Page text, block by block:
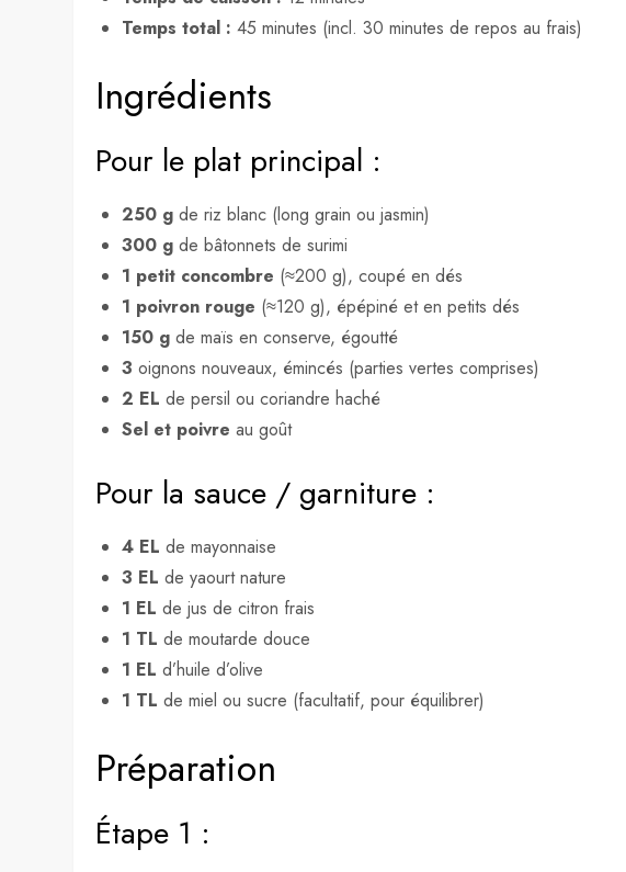
Temps total : 45 minutes (incl. 30 minutes de repos au frais)
Ingrédients
Pour le plat principal :
250 g de riz blanc (long grain ou jasmin)
300 g de bâtonnets de surimi
1 petit concombre (≈200 g), coupé en dés
1 poivron rouge (≈120 g), épépiné et en petits dés
150 g de maïs en conserve, égoutté
3 oignons nouveaux, émincés (parties vertes comprises)
2 EL de persil ou coriandre haché
Sel et poivre au goût
Pour la sauce / garniture :
4 EL de mayonnaise
3 EL de yaourt nature
1 EL de jus de citron frais
1 TL de moutarde douce
1 EL d’huile d’olive
1 TL de miel ou sucre (facultatif, pour équilibrer)
Préparation
Étape 1 :